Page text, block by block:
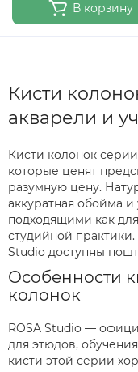
В корзину
Кисти
акварели и
Кисти колонок
которые ценят
разумную цену.
аккуратная обойма и
подходящими как
студийной
Studio доступны
Особенности
колонок
ROSA Studio —
для этюдов,
кисти этой серии